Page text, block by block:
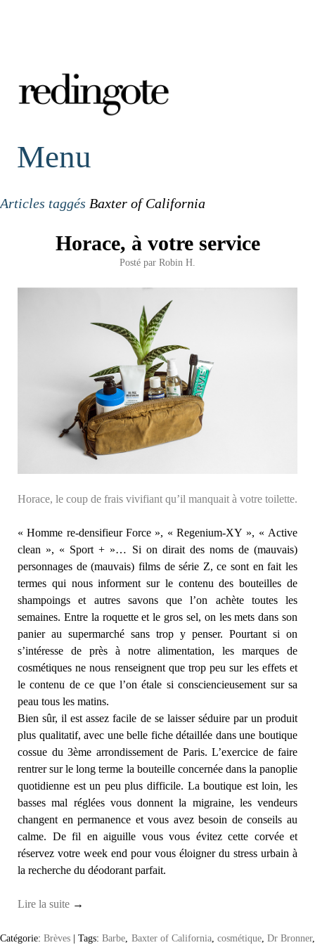
redingote.
Menu
Articles taggés Baxter of California
Horace, à votre service
Posté par Robin H.
Horace, le coup de frais vivifiant qu’il manquait à votre toilette.
« Homme re-densifieur Force », « Regenium-XY », « Active
clean », « Sport + »… Si on dirait des noms de (mauvais)
personnages de (mauvais) films de série Z, ce sont en fait les
termes qui nous informent sur le contenu des bouteilles de
shampoings et autres savons que l’on achète toutes les
semaines. Entre la roquette et le gros sel, on les mets dans son
panier au supermarché sans trop y penser. Pourtant si on
s’intéresse de près à notre alimentation, les marques de
cosmétiques ne nous renseignent que trop peu sur les effets et
le contenu de ce que l’on étale si consciencieusement sur sa
peau tous les matins.
Bien sûr, il est assez facile de se laisser séduire par un produit
plus qualitatif, avec une belle fiche détaillée dans une boutique
cossue du 3ème arrondissement de Paris. L’exercice de faire
rentrer sur le long terme la bouteille concernée dans la panoplie
quotidienne est un peu plus difficile. La boutique est loin, les
basses mal réglées vous donnent la migraine, les vendeurs
changent en permanence et vous avez besoin de conseils au
calme. De fil en aiguille vous vous évitez cette corvée et
réservez votre week end pour vous éloigner du stress urbain à
la recherche du déodorant parfait.
Lire la suite →
Catégorie:Brèves |Tags:Barbe Baxter of California, cosmétique, Dr Bronner,